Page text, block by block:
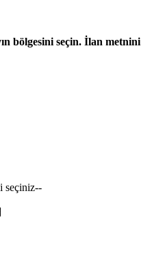
bölgesini seçin. İlan metnini
seçiniz--